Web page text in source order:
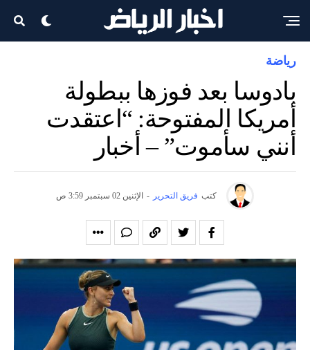
رياضة
بادوسا بعد فوزها ببطولة
أمريكا المفتوحة: “اعتقدت
أنني سأموت” – أخبار
كتب فريق التحرير - الإثنين 02 سبتمبر 3:59 ص